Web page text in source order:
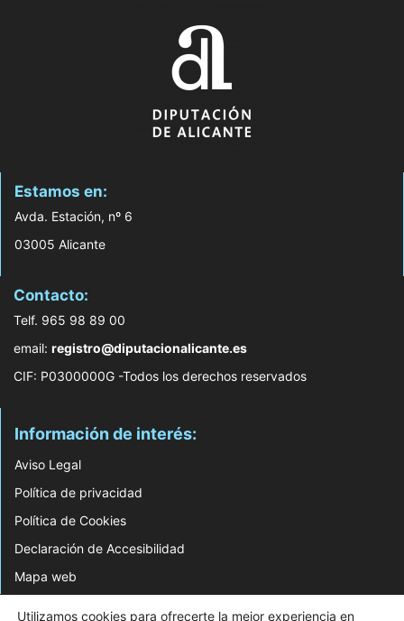
Estamos en:
Avda. Estación, nº 6
03005 Alicante
Contacto:
Telf. 965 98 89 00
email: registro@diputacionalicante.es
CIF: P0300000G -Todos los derechos reservados
Información de interés:
Aviso Legal
Política de privacidad
Política de Cookies
Declaración de Accesibilidad
Mapa web
© 2026 Web Desarrollada por el Servicio de Informática de Diputación de
Utilizamos cookies para ofrecerte la mejor experiencia en